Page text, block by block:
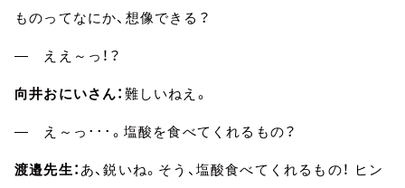
ものってなにか、想像できる？
― ええ～っ！？
向井おにいさん： 難しいねえ。
― え～っ･･･。塩酸を食べてくれるもの？
渡邉先生： あ、鋭いね。そう、塩酸食べてくれるもの！ ヒン